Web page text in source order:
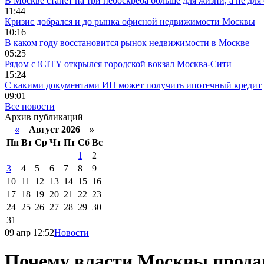
11:44
Кризис добрался и до рынка офисной недвижимости Москвы
10:16
В каком году восстановится рынок недвижимости в Москве
05:25
Рядом с iCITY открылся городской вокзал Москва-Сити
15:24
С какими документами ИП может получить ипотечный кредит
09:01
Все новости
Архив публикаций
« Август 2026 »
Пн Вт Ср Чт Пт Сб Вс
1
2
3
4 5 6 7 8
9
10 11 12 13 14 15 16
17 18 19 20 21 22 23
24 25 26 27 28 29 30
31
09 апр 12:52Новости